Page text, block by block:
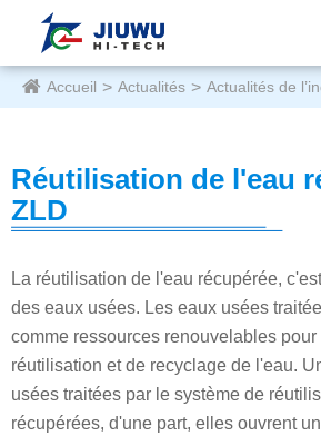
Accueil Actualités Actualités de
Réutilisation de l'eau
ZLD
La réutilisation de l'eau récupérée,
des eaux usées. Les eaux usées
comme ressources renouvelables
réutilisation et de recyclage de l'eau.
usées traitées par le système de
récupérées, d'une part, elles ouvrent